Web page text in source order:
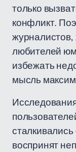
только
конфликт.
журналистов,
любителей
избежать
мысль
воспринят